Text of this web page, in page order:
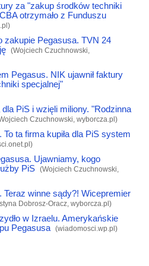
za "zakup środków techniki
otrzymało z Funduszu
)
zakupie Pegasusa. TVN 24
(Wojciech Czuchnowski,
Pegasus. NIK ujawnił faktury
specjalnej"
dla PiS i wzięli miliony. "Rodzinna
Czuchnowski, wyborcza.pl)
ta firma kupiła dla PiS system
)
Ujawniamy, kogo
PiS (Wojciech Czuchnowski,
Teraz winne sądy?! Wicepremier
Dobrosz-Oracz, wyborcza.pl)
w Izraelu. Amerykańskie
Pegasusa (wiadomosci.wp.pl)